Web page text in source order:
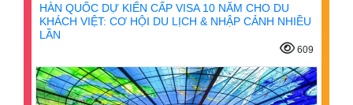
HÀN QUỐC DỰ KIẾN CẤP VISA 10 NĂM CHO DU
KHÁCH VIỆT: CƠ HỘI DU LỊCH & NHẬP CẢNH NHIỀU
LẦN
609